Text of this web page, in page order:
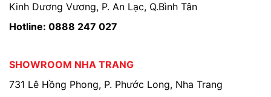
Kinh Dương Vương, P. An Lạc, Q.Bình Tân
Hotline: 0888 247 027
SHOWROOM NHA TRANG
731 Lê Hồng Phong, P. Phước Long, Nha Trang